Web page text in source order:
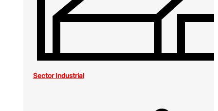
Sector Industrial